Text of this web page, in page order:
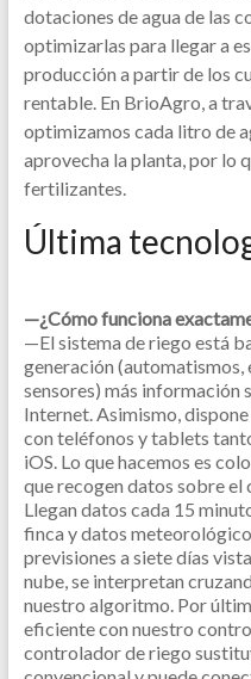
dotaciones de agua de las
optimizarlas para llegar a
producción a partir de los
rentable. En BrioAgro, a
optimizamos cada litro de
aprovecha la planta, por lo
fertilizantes.
Última
—¿Cómo funciona
—El sistema de riego está
generación
sensores) más información
Internet. Asimismo,
con teléfonos y tablets
iOS. Lo que hacemos es
que recogen datos sobre el
Llegan datos cada 15
finca y datos
previsiones a siete días
nube, se interpretan
nuestro algoritmo. Por
eficiente con nuestro
controlador de riego